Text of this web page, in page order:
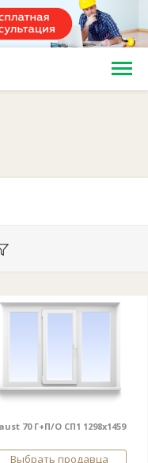
70 Г+П/О СП1 1298x1459
Выбрать продавца